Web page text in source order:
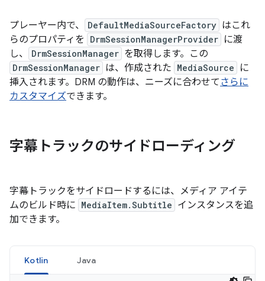
プレーヤー内で、 DefaultMediaSourceFactory はこれ
らのプロパティを
DrmSessionManagerProvider に渡
し、
DrmSessionManager を取得します。この
DrmSessionManager は、作成された MediaSource
に
挿入されます。DRM の動作は、ニーズに合わせて さらに
カスタマイズできます。
字幕トラックのサイドローディング
字幕トラックをサイドロードするには、メディア アイテ
ムのビルド時に MediaItem.Subtitle インスタンスを追
加できます。
Kotlin Java